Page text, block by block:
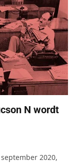
N wordt
2020,